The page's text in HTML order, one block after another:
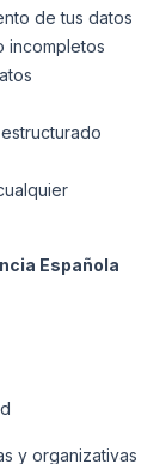
de tus datos
incompletos
Española
y organizativas